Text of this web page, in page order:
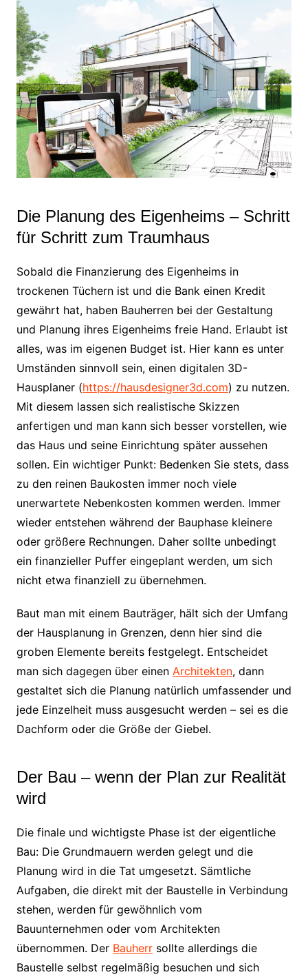
Die Planung des Eigenheims – Schritt
für Schritt zum Traumhaus
Sobald die Finanzierung des Eigenheims in
trockenen Tüchern ist und die Bank einen Kredit
gewährt hat, haben Bauherren bei der Gestaltung
und Planung ihres Eigenheims freie Hand. Erlaubt ist
alles, was im eigenen Budget ist. Hier kann es unter
Umständen sinnvoll sein, einen digitalen 3D-
Hausplaner (https://hausdesigner3d.com) zu nutzen.
Mit diesem lassen sich realistische Skizzen
anfertigen und man kann sich besser vorstellen, wie
das Haus und seine Einrichtung später aussehen
sollen. Ein wichtiger Punkt: Bedenken Sie stets, dass
zu den reinen Baukosten immer noch viele
unerwartete Nebenkosten kommen werden. Immer
wieder entstehen während der Bauphase kleinere
oder größere Rechnungen. Daher sollte unbedingt
ein finanzieller Puffer eingeplant werden, um sich
nicht etwa finanziell zu übernehmen.
Baut man mit einem Bauträger, hält sich der Umfang
der Hausplanung in Grenzen, denn hier sind die
groben Elemente bereits festgelegt. Entscheidet
man sich dagegen über einen Architekten, dann
gestaltet sich die Planung natürlich umfassender und
jede Einzelheit muss ausgesucht werden – sei es die
Dachform oder die Größe der Giebel.
Der Bau – wenn der Plan zur Realität
wird
Die finale und wichtigste Phase ist der eigentliche
Bau: Die Grundmauern werden gelegt und die
Planung wird in die Tat umgesetzt. Sämtliche
Aufgaben, die direkt mit der Baustelle in Verbindung
stehen, werden für gewöhnlich vom
Bauunternehmen oder vom Architekten
übernommen. Der Bauherrsollte allerdings die
Baustelle selbst regelmäßig besuchen und sich